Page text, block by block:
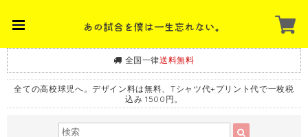
全国一律送料無料
全ての高校球児へ。デザイン料は無料、Tシャツ代+プリント代で一枚税
込み 1500円。